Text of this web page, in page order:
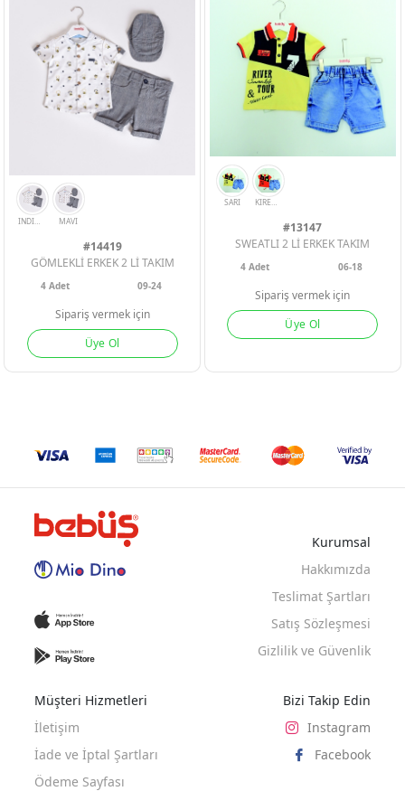
A. YESIL BORDO
#14419
GÖMLEKLİ ERKEK 2 Lİ TAKIM
4 Adet 09-24
Sipariş vermek için
Üye Ol
#13147
SWEATLI 2 Lİ ERKEK TAKIM
4Adet 06-18
Sipariş vermek için
Üye Ol
Kurumsal
Hakkımızda
Teslimat Şartları
Satış Sözleşmesi
Gizlilik ve Güvenlik
Müşteri Hizmetleri
İletişim
İade ve İptal Şartları
Ödeme Sayfası
Bizi Takip Edin
Instagram
Facebook